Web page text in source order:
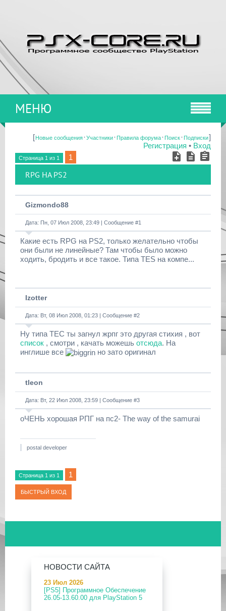
МЕНЮ
[Новые сообщения·Участники·Правила форума·Поиск·Подписки]
Регистрация • Вход
Страница 1 из 1 1
RPG НА PS2
Gizmondo88
Дата: Пн, 07 Июл 2008, 23:49 | Сообщение #1
Какие есть RPG на PS2, только желательно чтобы
они были не линейные? Там чтобы было можно
ходить, бродить и все такое. Типа TES на компе...
Izotter
Дата: Вт, 08 Июл 2008, 01:23 | Сообщение #2
Ну типа ТЕС ты загнул жрпг это другая стихия , вот
список , смотри , качать можешь отсюда. На
инглише все
но зато оригинал
tleon
Дата: Вт, 22 Июл 2008, 23:59 | Сообщение #3
оЧЕНЬ хорошая РПГ на пс2- The way of the samurai
postal developer
Страница 1 из 1 1
НОВОСТИ САЙТА
23 Июл 2026
[PS5] Программное Обеспечение
26.05-13.60.00 для PlayStation 5